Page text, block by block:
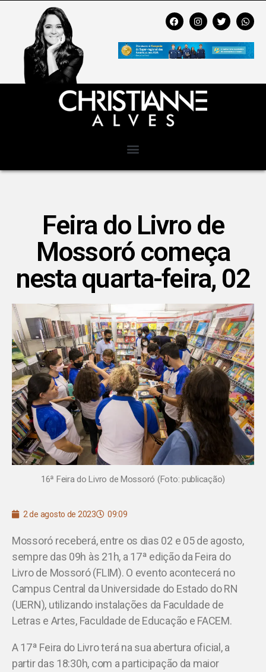
Feira do Livro de
Mossoró começa
nesta quarta-feira, 02
16ª Feira do Livro de Mossoró (Foto: publicação)
2 de agosto de 2023 09:09
Mossoró receberá, entre os dias 02 e 05 de agosto,
sempre das 09h às 21h, a 17ª edição da Feira do
Livro de Mossoró (FLIM). O evento acontecerá no
Campus Central da Universidade do Estado do RN
(UERN), utilizando instalações da Faculdade de
Letras e Artes, Faculdade de Educação e FACEM.
A 17ª Feira do Livro terá na sua abertura oficial, a
partir das 18:30h, com a participação da maior